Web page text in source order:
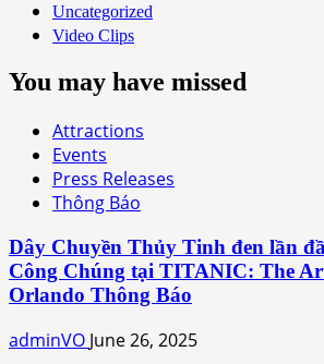
Uncategorized
Video Clips
You may have missed
Attractions
Events
Press Releases
Thông Báo
Dây Chuyền Thủy Tinh đen lần
Công Chúng tại TITANIC: The
Orlando Thông Báo
adminVO June 26, 2025